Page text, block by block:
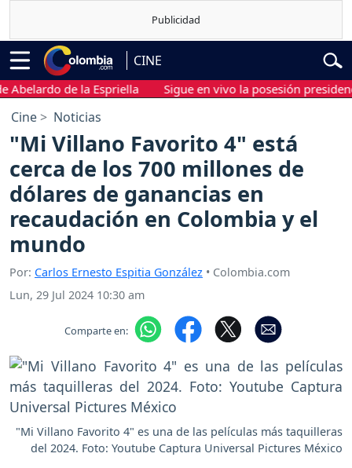
CINE
de la Espriella Sigue en vivo la posesión presidencial
Cine Noticias
"Mi Villano Favorito 4" está
cerca de los 700 millones de
dólares de ganancias en
recaudación en Colombia y el
mundo
Por: Carlos Ernesto Espitia González • Colombia.com
Lun, 29 Jul 2024 10:30 am
Comparte en:
"Mi Villano Favorito 4" es una de las películas más taquilleras
del 2024. Foto: Youtube Captura Universal Pictures México